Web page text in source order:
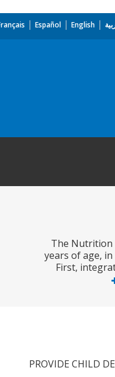
English
Español
The Nutrition
years of age,
First,
PROVIDE CHILD